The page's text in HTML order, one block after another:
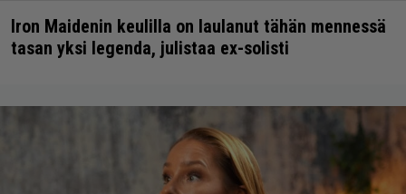
Iron Maidenin keulilla on laulanut tähän mennessä
tasan yksi legenda, julistaa ex-solisti